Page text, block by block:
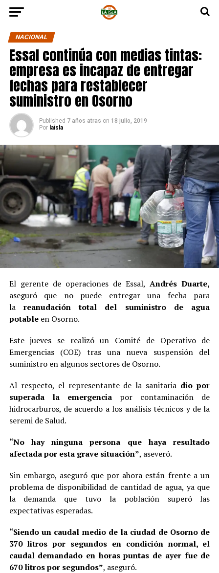
NACIONAL
Essal continúa con medias tintas:
empresa es incapaz de entregar
fechas para restablecer
suministro en Osorno
Published 7 años atras on 18 julio, 2019
Por laisla
El gerente de operaciones de Essal,Andrés Duarte,
aseguró que no puede entregar una fecha para
la reanudación total del suministro de agua
potableen Osorno.
Este jueves se realizó un Comité de Operativo de
Emergencias (COE) tras una nueva suspensión del
suministro en algunos sectores de Osorno.
Al respecto, el representante de la sanitaria dio por
superada la emergenciapor contaminación de
hidrocarburos, de acuerdo a los análisis técnicos y de la
seremi de Salud.
“No hay ninguna persona que haya resultado
afectada por esta grave situación”, aseveró.
Sin embargo, aseguró que por ahora están frente a un
problema de disponibilidad de cantidad de agua, ya que
la demanda que tuvo la población superó las
expectativas esperadas.
“Siendo un caudal medio de la ciudad de Osorno de
370 litros por segundos en condición normal, el
caudal demandado en horas puntas de ayer fue de
670 litros por segundos”, aseguró.